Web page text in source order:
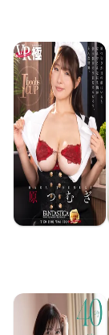
原つむぎ